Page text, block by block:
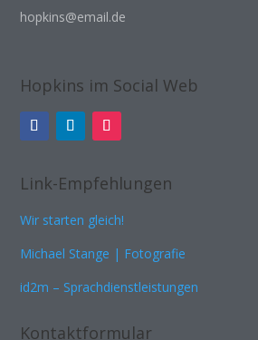
hopkins@email.de
Hopkins im Social Web
Link-Empfehlungen
Wir starten gleich!
Michael Stange | Fotografie
id2m – Sprachdienstleistungen
Kontaktformular